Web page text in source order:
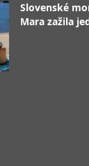
Slovenské
Mara zažila